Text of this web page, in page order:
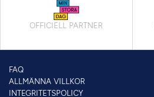
OFFICIELL PARTNER
FAQ
ALLMÄNNA VILLKOR
INTEGRITETSPOLICY